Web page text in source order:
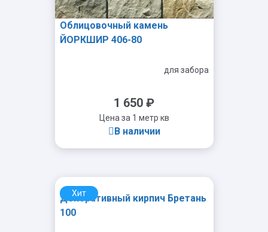
Облицовочный камень
ЙОРКШИР 406-80
для забора
1 650 ₽
Цена за 1 метр кв
В наличии
- +
Хит
Декоративный кирпич Бретань
100